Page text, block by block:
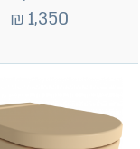
1,350
₪